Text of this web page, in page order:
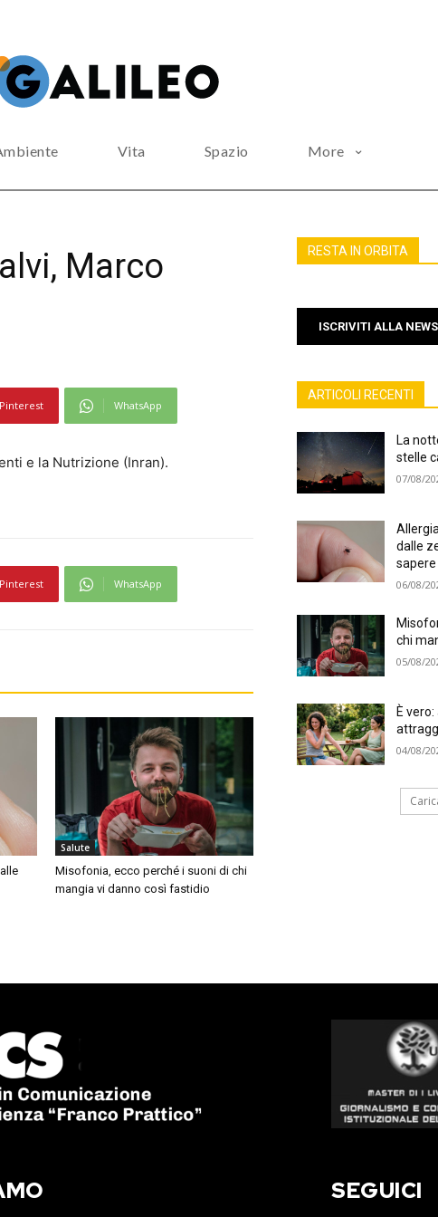
Vita Spazio More
Marco
Pinterest WhatsApp
e la Nutrizione (Inran).
Pinterest WhatsApp
Salute
Misofonia, ecco perché i suoni di chi
mangia vi danno così fastidio
RESTA IN ORBITA
ISCRIVITI ALLA
ARTICOLI RECENTI
La
stelle
07/08/
dalle
sapere
06/08/
chi
05/08/
È
04/08/
SEGUICI